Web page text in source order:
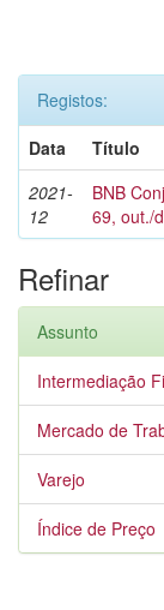
Registos:
Data
Título
2021-
12
BNB
69, out./
Refinar
Assunto
Intermediação
Mercado de
Varejo
Índice de Preço